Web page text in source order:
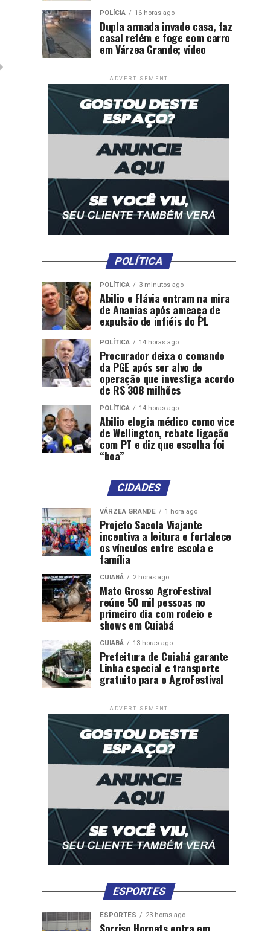
POLÍCIA 16 horas ago
Dupla armada invade casa, faz
casal refém e foge com carro
em Várzea Grande; vídeo
ADVERTISEMENT
POLÍTICA
POLÍTICA 3 minutos ago
Abilio e Flávia entram na mira
de Ananias após ameaça de
expulsão de infiéis do PL
POLÍTICA 14 horas ago
Procurador deixa o comando
da PGE após ser alvo de
operação que investiga acordo
de R$ 308 milhões
POLÍTICA 14 horas ago
Abilio elogia médico como vice
de Wellington, rebate ligação
com PT e diz que escolha foi
“boa”
CIDADES
VÁRZEA GRANDE 1 hora ago
Projeto Sacola Viajante
incentiva a leitura e fortalece
os vínculos entre escola e
família
CUIABÁ 2 horas ago
Mato Grosso AgroFestival
reúne 50 mil pessoas no
primeiro dia com rodeio e
shows em Cuiabá
CUIABÁ 13 horas ago
Prefeitura de Cuiabá garante
Linha especial e transporte
gratuito para o AgroFestival
ADVERTISEMENT
ESPORTES
ESPORTES 23 horas ago